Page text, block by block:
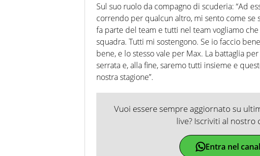
Sul suo ruolo da compagno di scuderia: “Ad
correndo per qualcun altro, mi sento come
fa parte del team e tutti nel team vogliamo
squadra. Tutti mi sostengono. Se io faccio
bene, e lo stesso vale per Max. La battaglia
serrata e, alla fine, saremo tutti insieme e
nostra stagione”.
Vuoi essere sempre aggiornato su
live? Iscriviti al nostro
Entra nel